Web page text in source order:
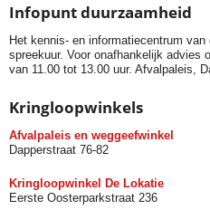
Infopunt duurzaamheid
Het kennis- en informatiecentrum
spreekuur. Voor onafhankelijk advies
van 11.00 tot 13.00 uur. Afvalpaleis,
Kringloopwinkels
Afvalpaleis en weggeefwinkel
Dapperstraat 76-82
Kringloopwinkel De Lokatie
Eerste Oosterparkstraat 236